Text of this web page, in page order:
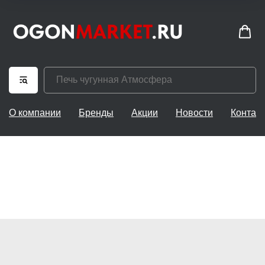
О компании Бренды Акции Новости